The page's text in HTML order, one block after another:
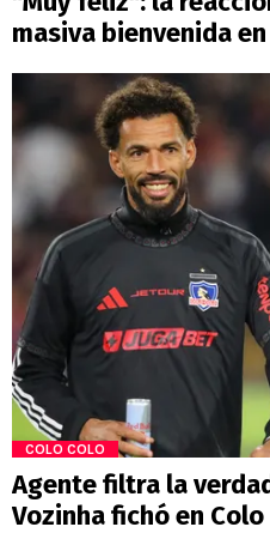
masiva bienvenida
COLO COLO
Agente filtra la
Vozinha fichó en